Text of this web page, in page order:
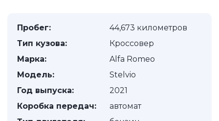
Пробег:
44,673 километров
Тип кузова:
Кроссовер
Марка:
Alfa Romeo
Модель:
Stelvio
Год выпуска:
2021
Коробка передач:
автомат